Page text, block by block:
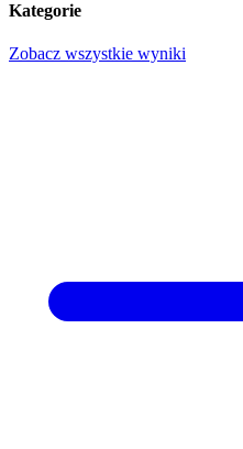
Kategorie
Zobacz wszystkie wyniki